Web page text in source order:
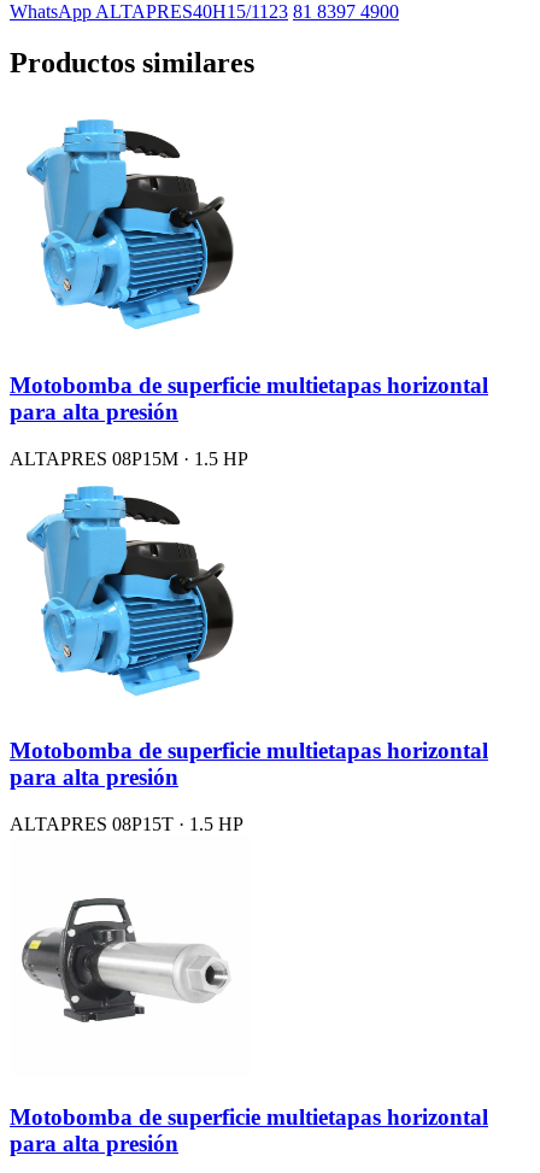
WhatsApp ALTAPRES40H15/1123 81 8397 4900
Productos similares
Motobomba de superficie multietapas horizontal
para alta presión
ALTAPRES 08P15M · 1.5 HP
Motobomba de superficie multietapas horizontal
para alta presión
ALTAPRES 08P15T · 1.5 HP
Motobomba de superficie multietapas horizontal
para alta presión